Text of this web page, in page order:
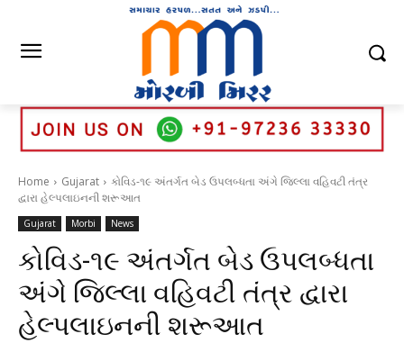
Home Gujarat
કોવિડ-૧૯ અંતર્ગત બેડ ઉપલબ્ધતા અંગે જિલ્લા વહિવટી તંત્ર
દ્વારા હેલ્પલાઇનની શરૂઆત
Gujarat Morbi News
કોવિડ-૧૯ અંતર્ગત બેડ ઉપલબ્ધતા
અંગે જિલ્લા વહિવટી તંત્ર દ્વારા
હેલ્પલાઇનની શરૂઆત